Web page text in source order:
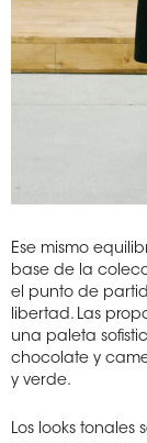
Ese mismo
base de la
el punto de
libertad. Las
una paleta
chocolate y
y verde.
Los looks